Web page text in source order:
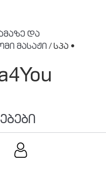
და
მასაჟი / სპა •